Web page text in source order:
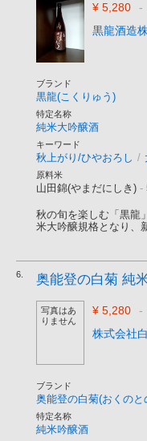
¥ 5,280 -
黒龍酒造
ブランド
黒龍(こくりゅう)
特定名称
純米大吟醸酒
キーワード
秋上がり/ひやおろし /
原料米
山田錦(やまだにしき) -
秋の旬を楽しむ「黒龍
米大吟醸規格となり、
6. 奥能登の白菊 純
写真はあ
りません
¥ 5,280 -
株式会社
ブランド
奥能登の白菊(おくのと
特定名称
純米吟醸酒